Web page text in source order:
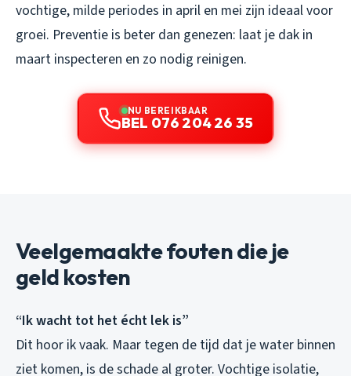
vochtige, milde periodes in april en mei zijn ideaal voor
groei. Preventie is beter dan genezen: laat je dak in
maart inspecteren en zo nodig reinigen.
NU BEREIKBAAR
BEL 076 204 26 35
Veelgemaakte fouten die je
geld kosten
“Ik wacht tot het écht lek is”
Dit hoor ik vaak. Maar tegen de tijd dat je water binnen
ziet komen, is de schade al groter. Vochtige isolatie,